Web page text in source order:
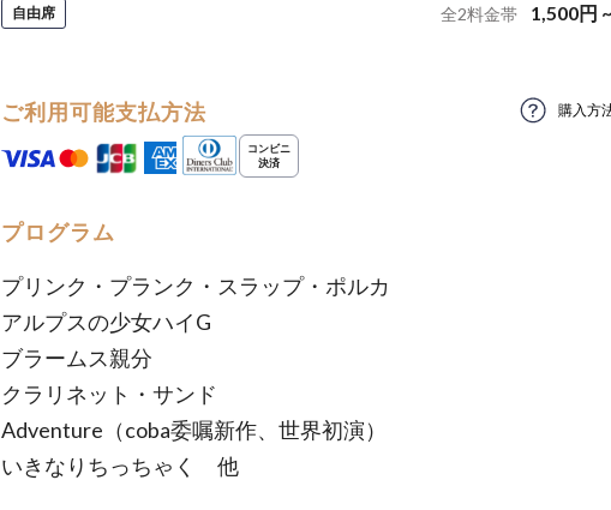
自由席 全2料金帯 1,500円
ご利用可能支払方法 購入方
プログラム
プリンク・プランク・スラップ・ポルカ
アルプスの少女ハイG
ブラームス親分
クラリネット・サンド
Adventure（coba委嘱新作、世界初演）
いきなりちっちゃく 他